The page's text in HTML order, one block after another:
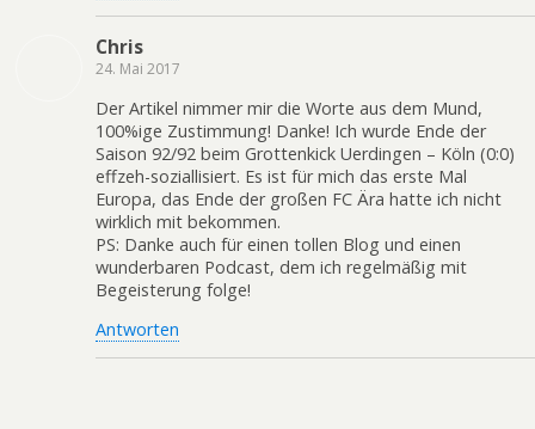
Chris
24. Mai 2017
Der Artikel nimmer mir die Worte aus dem Mund,
100%ige Zustimmung! Danke! Ich wurde Ende der
Saison 92/92 beim Grottenkick Uerdingen – Köln (0:0)
effzeh-soziallisiert. Es ist für mich das erste Mal
Europa, das Ende der großen FC Ära hatte ich nicht
wirklich mit bekommen.
PS: Danke auch für einen tollen Blog und einen
wunderbaren Podcast, dem ich regelmäßig mit
Begeisterung folge!
Antworten